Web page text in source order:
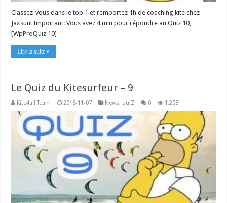
Classez-vous dans le top 1 et remportez 1h de coaching kite chez
Jaxsun! Important: Vous avez 4 min pour répondre au Quiz 10,
[WpProQuiz 10]
Lire la suite »
Le Quiz du Kitesurfeur – 9
Kite4all Team 2018-11-07 News, quiZ 0 1,208